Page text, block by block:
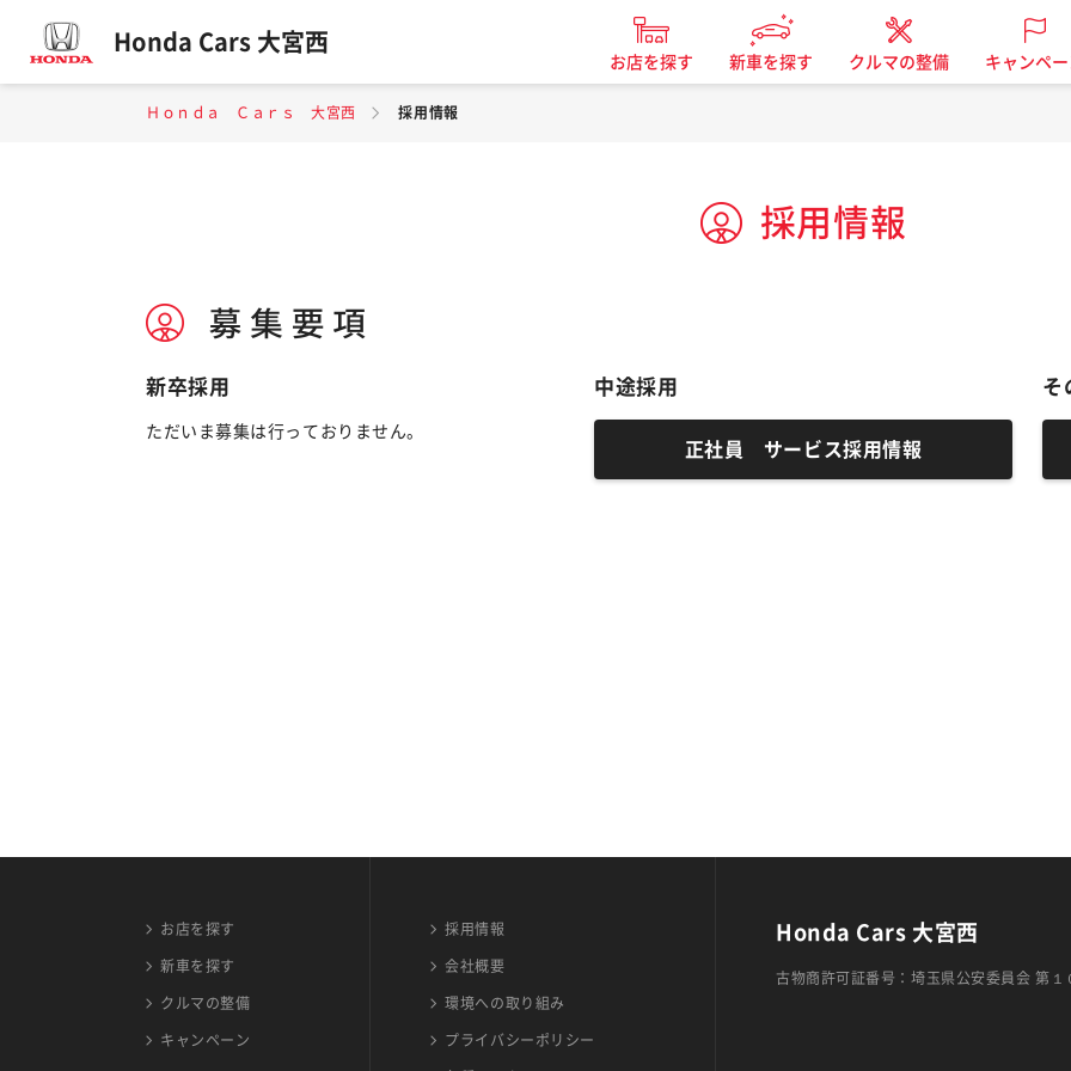
Honda Cars 大宮西
お店を探す 新車を探す クルマの整備 キャンペー
Ｈｏｎｄａ Ｃａｒｓ 大宮西 採用情報
採用情報
新卒採用
ただいま募集は行っておりません。
中途採用
正社員 サービス採用情報
そ
お店を探す
新車を探す
クルマの整備
キャンペーン
採用情報
会社概要
環境への取り組み
プライバシーポリシー
Honda Cars 大宮西
古物商許可証番号：埼玉県公安委員会 第１